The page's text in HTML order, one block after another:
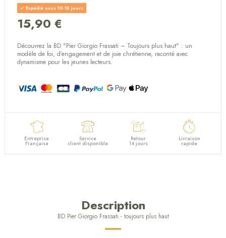
Expédié sous 10-15 jours
15,90 €
Découvrez la BD "Pier Giorgio Frassati – Toujours plus haut" : un
modèle de foi, d’engagement et de joie chrétienne, raconté avec
dynamisme pour les jeunes lecteurs.
Entreprise
Française
Service
client disponible
Retour
14 jours
Livraison
rapide
Description
BD Pier Giorgio Frassati - toujours plus haut